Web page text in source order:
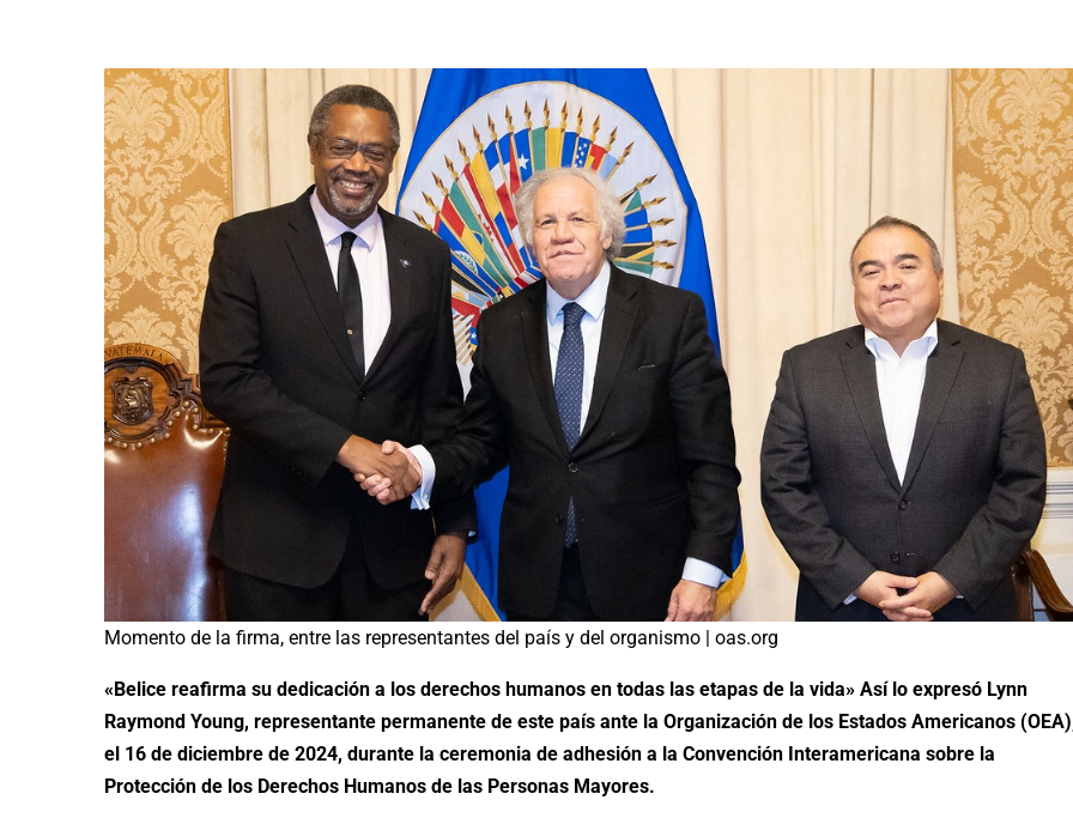
Momento de la firma, entre las representantes del país y del organismo | oas.org
«Belice reafirma su dedicación a los derechos humanos en todas las etapas de la vida» Así lo expresó Lynn
Raymond Young, representante permanente de este país ante la Organización de los Estados Americanos
el 16 de diciembre de 2024, durante la ceremonia de adhesión a la Convención Interamericana sobre la
Protección de los Derechos Humanos de las Personas Mayores.